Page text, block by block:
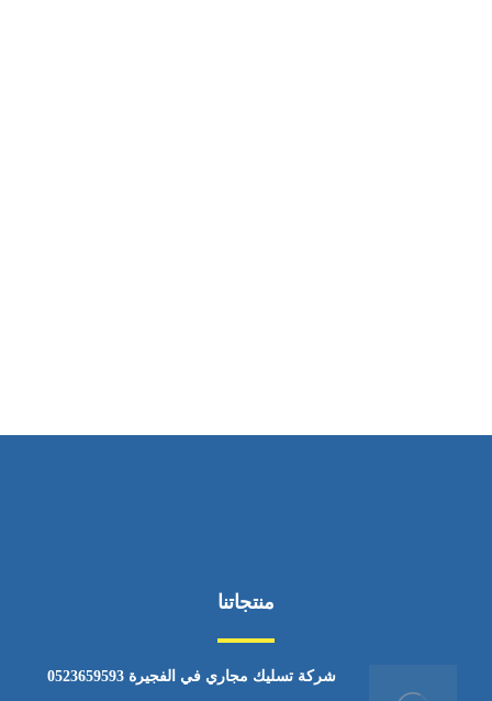
منتجاتنا
شركة تسليك مجاري في الفجيرة 0523659593